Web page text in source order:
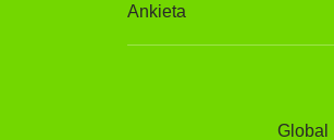
Ankieta
Global